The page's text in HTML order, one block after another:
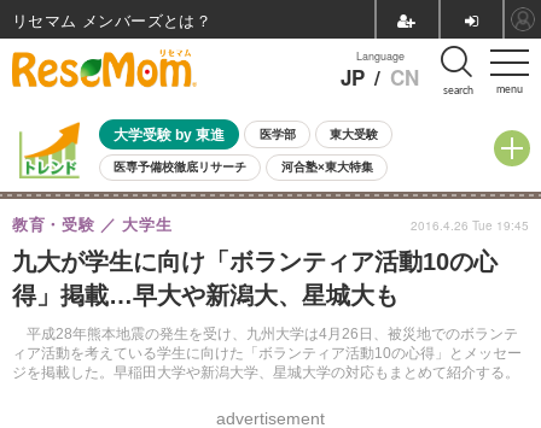
menu
Language
JP / CN search
大学受験 by 東進 医学部 東大受験
医専予備校徹底リサーチ 河合塾×東大特集
親子で考える大学選び 高校受験 中学受験 小学校受験
共通テスト 夏休み
8月開催イベント・WS 全国公立高校 過去問 人気記事
自由研究教材（小学生向け） 自由研究教材（中学生向け）
九大が学生に向け「ボランティア活動10の心
得」掲載…早大や新潟大、星城大も
平成28年熊本地震の発生を受け、九州大学は4月26日、被災地でのボランテ
ィア活動を考えている学生に向けた「ボランティア活動10の心得」とメッセー
ジを掲載した。早稲田大学や新潟大学、星城大学の対応もまとめて紹介する。
教育・受験 大学生
advertisement
2016.4.26 Tue 19:45
リセマム メンバーズ